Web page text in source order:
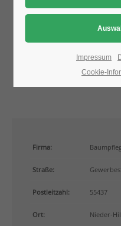
Get in touch
376-293 City Road,
San Francisco, CA 94102
About us
Lorem ipsum dolor sit
elit.
Firma:
Straße:
Postleitzahl: 55437
Ort: Nieder-
Impressum
Cookie-